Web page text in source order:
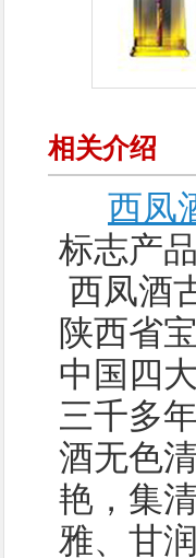
相关介绍
西凤
标志产品
西凤酒
陕西省
中国四
三千多
酒无色
艳，集
雅、甘